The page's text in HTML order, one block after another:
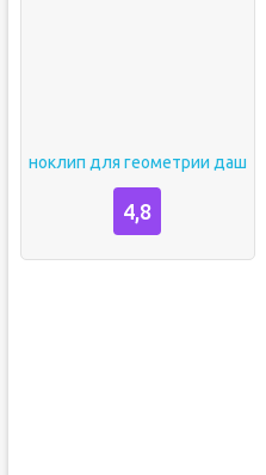
ноклип для геометрии даш
4,8